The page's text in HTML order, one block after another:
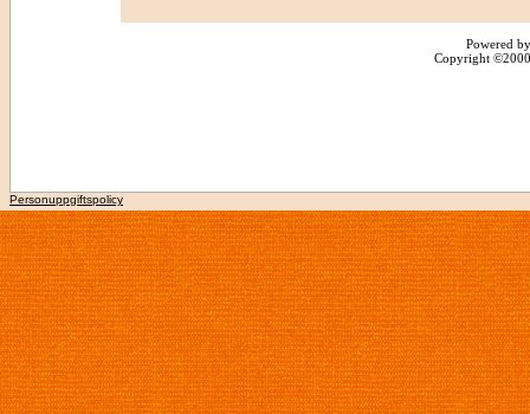
Powered
Copyright
Personuppgiftspolicy